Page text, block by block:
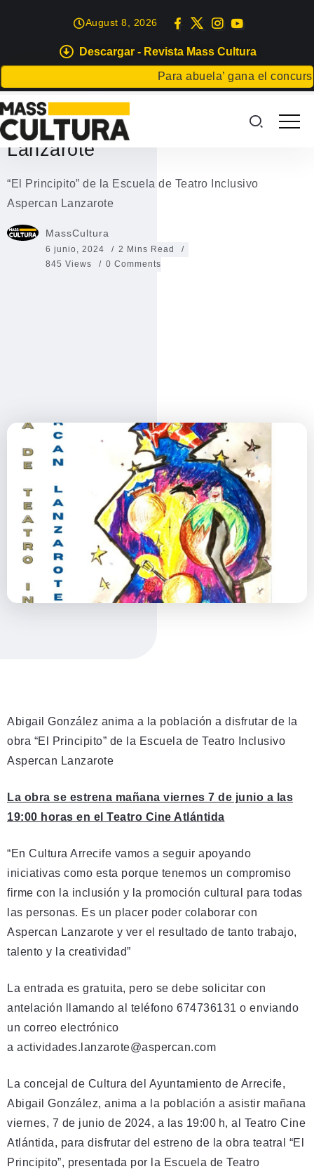
Descargar - Revista Mass Cultura
Para abuela’ gana el concurso
August 8, 2026
EVENTOS
“El Principito” de la Escuela de
Teatro Inclusivo Aspercan
Lanzarote
“El Principito” de la Escuela de Teatro Inclusivo
Aspercan Lanzarote
MassCultura
6 junio, 2024
2 Mins Read
845 Views
0 Comments
Abigail González anima a la población a disfrutar de la
obra “El Principito” de la Escuela de Teatro Inclusivo
Aspercan Lanzarote
La obra se estrena mañana viernes 7 de junio a las
19:00 horas en el Teatro Cine Atlántida
“En Cultura Arrecife vamos a seguir apoyando
iniciativas como esta porque tenemos un compromiso
firme con la inclusión y la promoción cultural para todas
las personas. Es un placer poder colaborar con
Aspercan Lanzarote y ver el resultado de tanto trabajo,
talento y la creatividad”
La entrada es gratuita, pero se debe solicitar con
antelación llamando al teléfono 674736131 o enviando
un correo electrónico
a actividades.lanzarote@aspercan.com
La concejal de Cultura del Ayuntamiento de Arrecife,
Abigail González, anima a la población a asistir mañana
viernes, 7 de junio de 2024, a las 19:00 h, al Teatro Cine
Atlántida, para disfrutar del estreno de la obra teatral “El
Principito”, presentada por la Escuela de Teatro